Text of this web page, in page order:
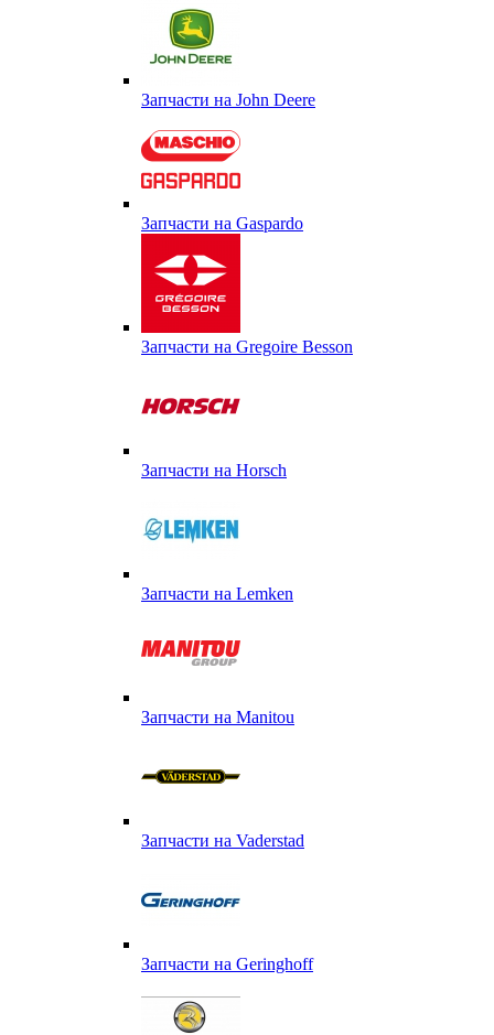
Запчасти на John Deere
Запчасти на Gaspardo
Запчасти на Gregoire Besson
Запчасти на Horsch
Запчасти на Lemken
Запчасти на Manitou
Запчасти на Vaderstad
Запчасти на Geringhoff